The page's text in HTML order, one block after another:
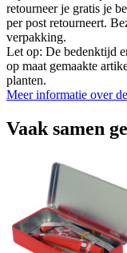
retourneer je gratis je
per post retourneert.
verpakking.
Let op: De bedenktijd
op maat gemaakte
planten.
Meer informatie over
Vaak samen